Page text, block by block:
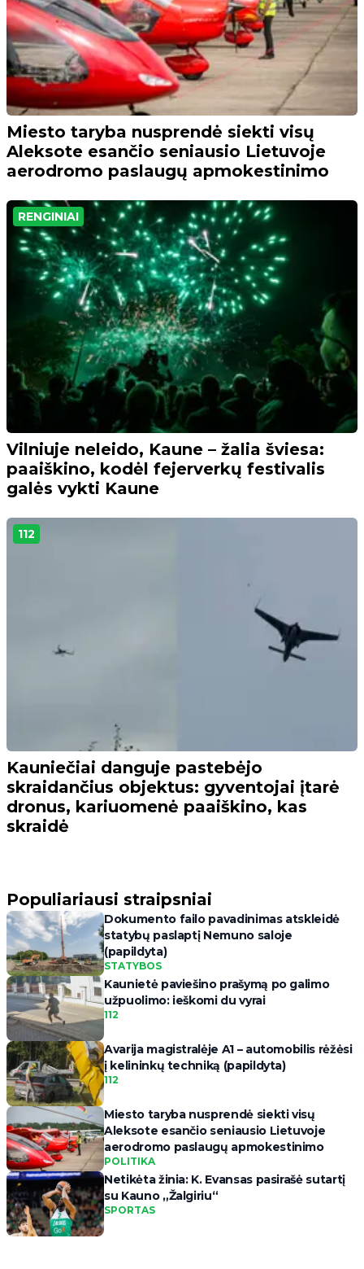
Miesto taryba nusprendė siekti visų
Aleksote esančio seniausio Lietuvoje
aerodromo paslaugų apmokestinimo
RENGINIAI
Vilniuje neleido, Kaune – žalia šviesa:
paaiškino, kodėl fejerverkų festivalis
galės vykti Kaune
112
Kauniečiai danguje pastebėjo
skraidančius objektus: gyventojai įtarė
dronus, kariuomenė paaiškino, kas
skraidė
Populiariausi straipsniai
Dokumento failo pavadinimas atskleidė
statybų paslaptį Nemuno saloje
(papildyta)
STATYBOS
Kaunietė paviešino prašymą po galimo
užpuolimo: ieškomi du vyrai
112
Avarija magistralėje A1 – automobilis rėžėsi
į kelininkų techniką (papildyta)
112
Miesto taryba nusprendė siekti visų
Aleksote esančio seniausio Lietuvoje
aerodromo paslaugų apmokestinimo
POLITIKA
Netikėta žinia: K. Evansas pasirašė sutartį
su Kauno „Žalgiriu“
SPORTAS